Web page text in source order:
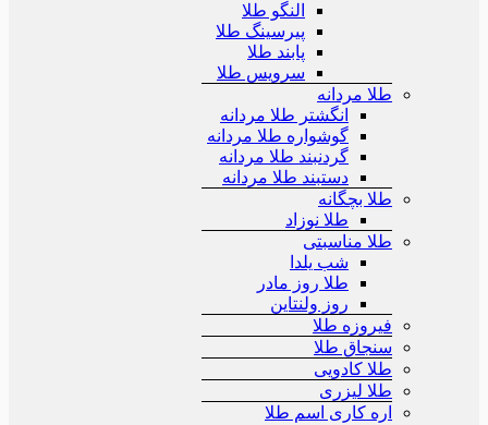
النگو طلا
پیرسینگ طلا
پابند طلا
سرویس طلا
طلا مردانه
انگشتر طلا مردانه
گوشواره طلا مردانه
گردنبند طلا مردانه
دستبند طلا مردانه
طلا بچگانه
طلا نوزاد
طلا مناسبتی
شب یلدا
طلا روز مادر
روز ولنتاین
فیروزه طلا
سنجاق طلا
طلا کادویی
طلا لیزری
اره کاری اسم طلا